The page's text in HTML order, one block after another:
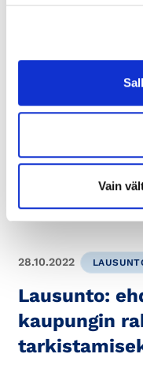
Vain
nakertaminen on
10.11.2022
Viikon
sähkölaskun
Viikon kysymys tuo
kysymyksiin.
28.10.2022
Lausunto:
kaupungin